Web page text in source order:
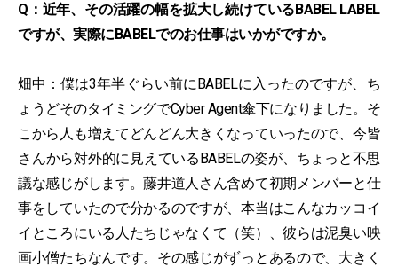
Q：近年、その活躍の幅を拡大し続けているBABEL LABEL
ですが、実際にBABELでのお仕事はいかがですか。
畑中：僕は3年半ぐらい前にBABELに入ったのですが、ち
ょうどそのタイミングでCyber Agent傘下になりました。そ
こから人も増えてどんどん大きくなっていったので、今皆
さんから対外的に見えているBABELの姿が、ちょっと不思
議な感じがします。藤井道人さん含めて初期メンバーと仕
事をしていたので分かるのですが、本当はこんなカッコイ
イところにいる人たちじゃなくて（笑）、彼らは泥臭い映
画小僧たちなんです。その感じがずっとあるので、大きく